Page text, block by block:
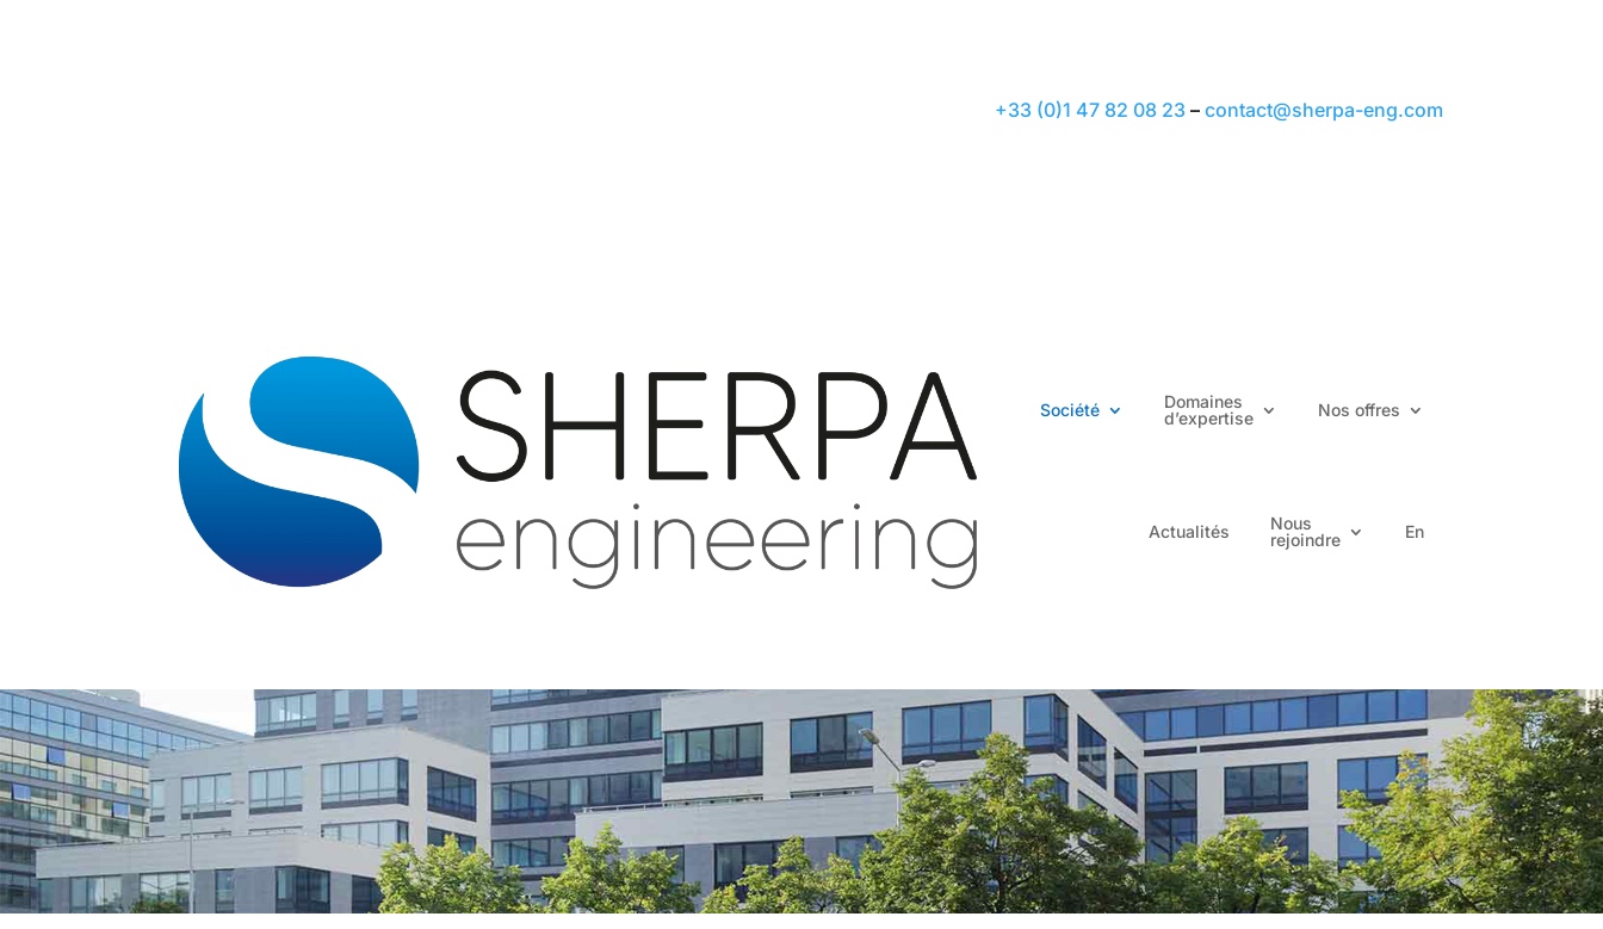
+33 (0)1 47 82 08 23– contact@sherpa-eng.com
Société
Domaines
d’expertise
Nos offres
Actualités
Nous
rejoindre
En